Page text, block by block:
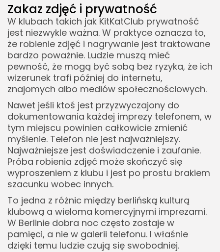
Zakaz zdjęć i prywatność
W klubach takich jak KitKatClub prywatność
jest niezwykle ważna. W praktyce oznacza to,
że robienie zdjęć i nagrywanie jest traktowane
bardzo poważnie. Ludzie muszą mieć
pewność, że mogą być sobą bez ryzyka, że ich
wizerunek trafi później do internetu,
znajomych albo mediów społecznościowych.
Nawet jeśli ktoś jest przyzwyczajony do
dokumentowania każdej imprezy telefonem, w
tym miejscu powinien całkowicie zmienić
myślenie. Telefon nie jest najważniejszy.
Najważniejsze jest doświadczenie i zaufanie.
Próba robienia zdjęć może skończyć się
wyproszeniem z klubu i jest po prostu brakiem
szacunku wobec innych.
To jedna z różnic między berlińską kulturą
klubową a wieloma komercyjnymi imprezami.
W Berlinie dobra noc często zostaje w
pamięci, a nie w galerii telefonu. I właśnie
dzięki temu ludzie czują się swobodniej.